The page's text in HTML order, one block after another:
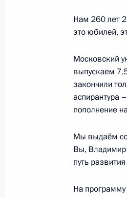
Встреча
27 апреля 2015
Об
и
Об
25 марта 2015
Нам 260 лет
это юбилей,
Московский
выпускаем
закончили
аспирантура
пополнение
Мы выдаём
Вы, Владимир
путь
На